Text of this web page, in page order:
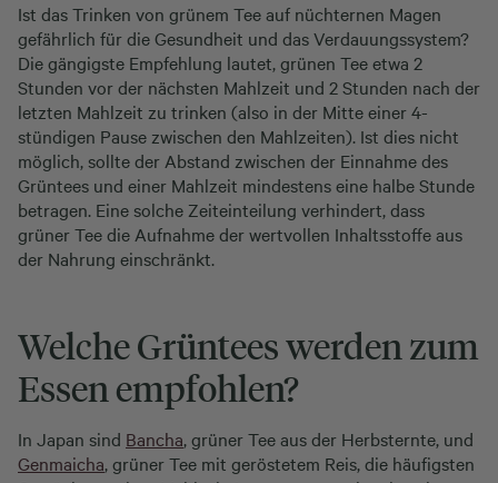
Ist das Trinken von grünem Tee auf nüchternen Magen
gefährlich für die Gesundheit und das Verdauungssystem?
Die gängigste Empfehlung lautet, grünen Tee etwa 2
Stunden vor der nächsten Mahlzeit und 2 Stunden nach der
letzten Mahlzeit zu trinken (also in der Mitte einer 4-
stündigen Pause zwischen den Mahlzeiten). Ist dies nicht
möglich, sollte der Abstand zwischen der Einnahme des
Grüntees und einer Mahlzeit mindestens eine halbe Stunde
betragen. Eine solche Zeiteinteilung verhindert, dass
grüner Tee die Aufnahme der wertvollen Inhaltsstoffe aus
der Nahrung einschränkt.
Welche Grüntees werden zum
Essen empfohlen?
In Japan sind Bancha, grüner Tee aus der Herbsternte, und
Genmaicha, grüner Tee mit geröstetem Reis, die häufigsten